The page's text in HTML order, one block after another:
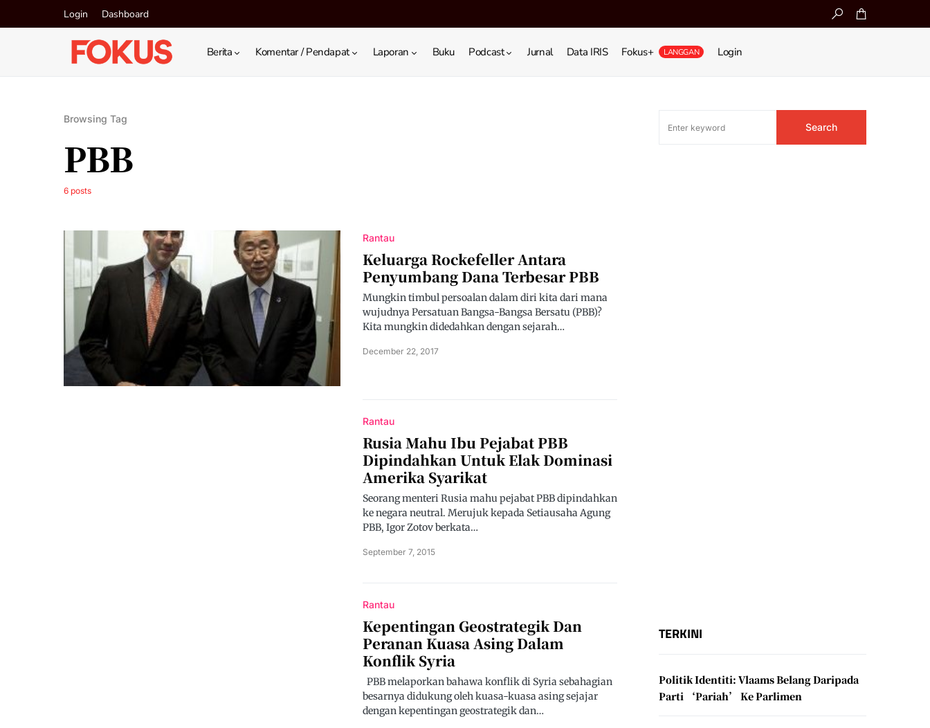
Login Dashboard
Berita Komentar / Pendapat Laporan Buku Podcast Jurnal Data IRIS Fokus+ LANGGAN Login
Browsing Tag
PBB
6 posts
Rantau
Keluarga Rockefeller Antara
Penyumbang Dana Terbesar PBB
Mungkin timbul persoalan dalam diri kita dari mana
wujudnya Persatuan Bangsa-Bangsa Bersatu (PBB)?
Kita mungkin didedahkan dengan sejarah…
December 22, 2017
Rantau
Rusia Mahu Ibu Pejabat PBB
Dipindahkan Untuk Elak Dominasi
Amerika Syarikat
Seorang menteri Rusia mahu pejabat PBB dipindahkan
ke negara neutral. Merujuk kepada Setiausaha Agung
PBB, Igor Zotov berkata…
September 7, 2015
Rantau
Kepentingan Geostrategik Dan
Peranan Kuasa Asing Dalam
Konflik Syria
PBB melaporkan bahawa konflik di Syria sebahagian
besarnya didukung oleh kuasa-kuasa asing sejajar
dengan kepentingan geostrategik dan…
Search
TERKINI
Politik Identiti: Vlaams Belang Daripada
Parti ‘Pariah’ Ke Parlimen